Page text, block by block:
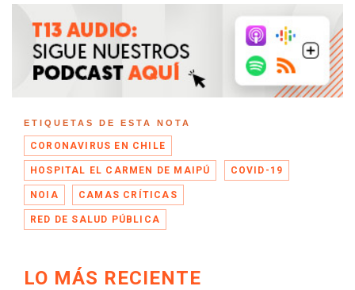
ETIQUETAS DE ESTA NOTA
CORONAVIRUS EN CHILE
HOSPITAL EL CARMEN DE MAIPÚ COVID-19
NOIA CAMAS CRÍTICAS
RED DE SALUD PÚBLICA
LO MÁS RECIENTE